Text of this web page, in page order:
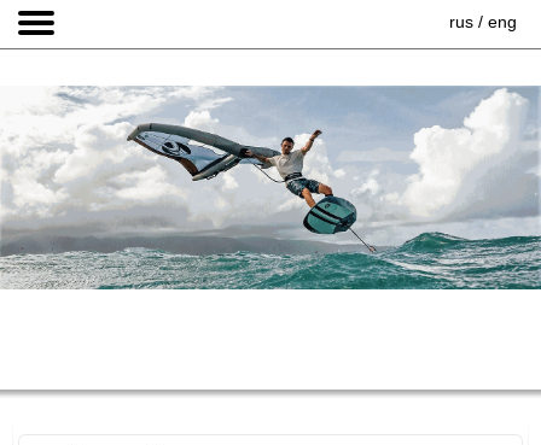
rus / eng